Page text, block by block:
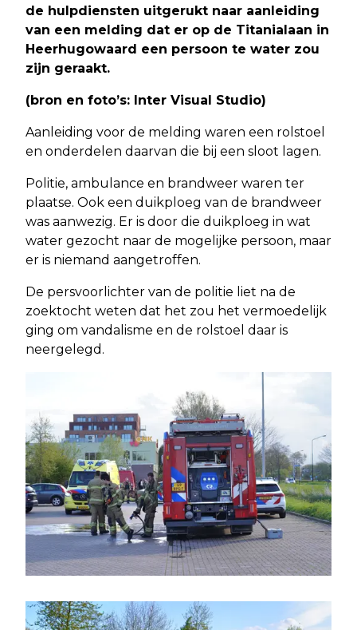
de hulpdiensten uitgerukt naar aanleiding
van een melding dat er op de Titanialaan in
Heerhugowaard een persoon te water zou
zijn geraakt.
(bron en foto’s: Inter Visual Studio)
Aanleiding voor de melding waren een rolstoel
en onderdelen daarvan die bij een sloot lagen.
Politie, ambulance en brandweer waren ter
plaatse. Ook een duikploeg van de brandweer
was aanwezig. Er is door die duikploeg in wat
water gezocht naar de mogelijke persoon, maar
er is niemand aangetroffen.
De persvoorlichter van de politie liet na de
zoektocht weten dat het zou het vermoedelijk
ging om vandalisme en de rolstoel daar is
neergelegd.